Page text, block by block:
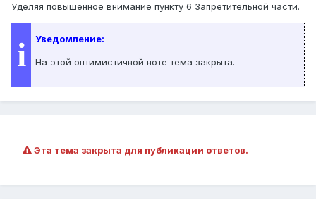
Уделяя повышенное внимание пункту 6 Запретительной части.
i Уведомление:
На этой оптимистичной ноте тема закрыта.
Эта тема закрыта для публикации ответов.